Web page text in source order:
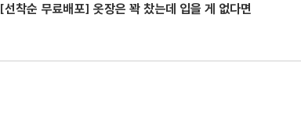
[선착순 무료배포] 옷장은 꽉 찼는데 입을 게 없다면